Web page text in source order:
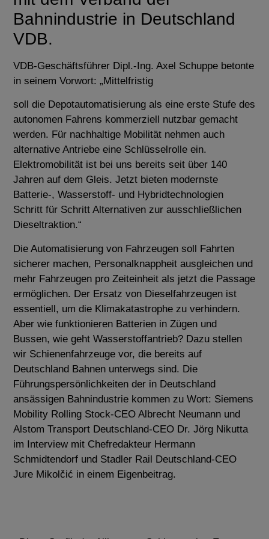
Bahnindustrie in Deutschland
VDB.
VDB-Geschäftsführer Dipl.-Ing. Axel Schuppe betonte
in seinem Vorwort: „Mittelfristig
soll die Depotautomatisierung als eine erste Stufe des
autonomen Fahrens kommerziell nutzbar gemacht
werden. Für nachhaltige Mobilität nehmen auch
alternative Antriebe eine Schlüsselrolle ein.
Elektromobilität ist bei uns bereits seit über 140
Jahren auf dem Gleis. Jetzt bieten modernste
Batterie-, Wasserstoff- und Hybridtechnologien
Schritt für Schritt Alternativen zur ausschließlichen
Dieseltraktion.“
Die Automatisierung von Fahrzeugen soll Fahrten
sicherer machen, Personalknappheit ausgleichen und
mehr Fahrzeugen pro Zeiteinheit als jetzt die Passage
ermöglichen. Der Ersatz von Dieselfahrzeugen ist
essentiell, um die Klimakatastrophe zu verhindern.
Aber wie funktionieren Batterien in Zügen und
Bussen, wie geht Wasserstoffantrieb? Dazu stellen
wir Schienenfahrzeuge vor, die bereits auf
Deutschland Bahnen unterwegs sind. Die
Führungspersönlichkeiten der in Deutschland
ansässigen Bahnindustrie kommen zu Wort: Siemens
Mobility Rolling Stock-CEO Albrecht Neumann und
Alstom Transport Deutschland-CEO Dr. Jörg Nikutta
im Interview mit Chefredakteur Hermann
Schmidtendorf und Stadler Rail Deutschland-CEO
Jure Mikolčić in einem Eigenbeitrag.